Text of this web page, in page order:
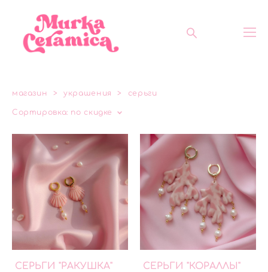
магазин > украшения > серьги
Сортировка: по скидке
СЕРЬГИ "РАКУШКА"
СЕРЬГИ "КОРАЛЛЫ"